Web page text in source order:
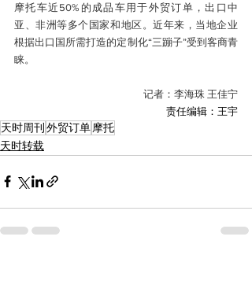
摩托车近50%的成品车用于外贸订单，出口中
亚、非洲等多个国家和地区。近年来，当地企业
根据出口国所需打造的定制化“三蹦子”受到客商青
睐。
记者：李海珠 王佳宁
责任编辑：王宇
天时周刊 外贸订单摩托
天时转载